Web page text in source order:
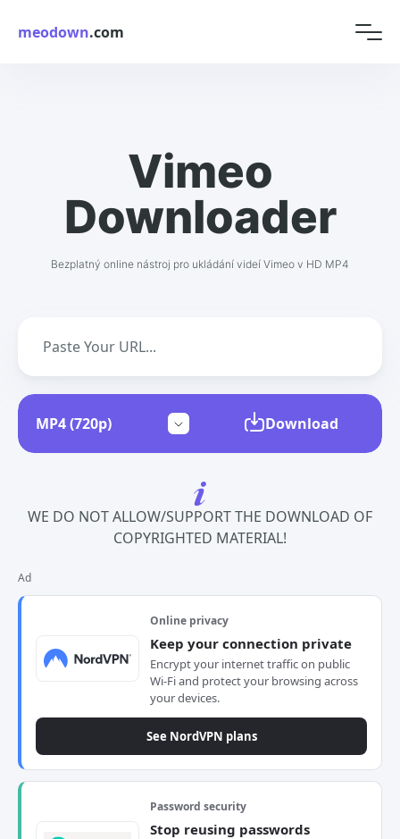
meodown.com
Vimeo
Downloader
Bezplatný online nástroj pro ukládání videí Vimeo v HD MP4
Download
WE DO NOT ALLOW/SUPPORT THE DOWNLOAD OF
COPYRIGHTED MATERIAL!
Ad
Online privacy
Keep your connection private
Encrypt your internet traffic on public
Wi-Fi and protect your browsing across
your devices.
See NordVPN plans
Password security
Stop reusing passwords